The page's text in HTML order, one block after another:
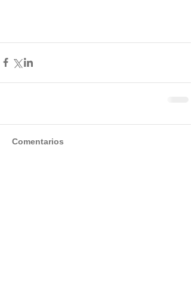
Comentarios